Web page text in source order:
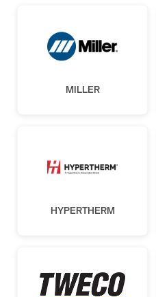
MILLER
HYPERTHERM